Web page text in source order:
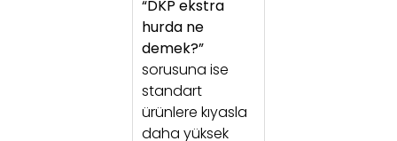
“DKP ekstra
hurda ne
demek?”
sorusuna ise
standart
ürünlere kıyasla
daha yüksek